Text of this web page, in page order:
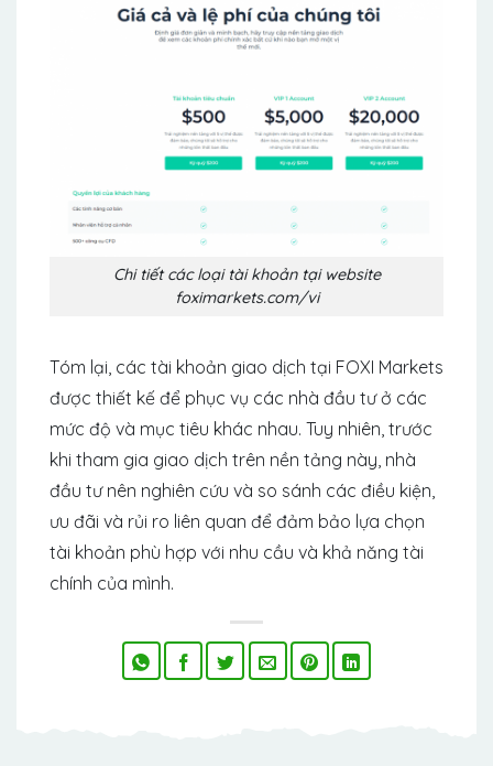
Chi tiết các loại tài khoản tại website
foximarkets.com/vi
Tóm lại, các tài khoản giao dịch tại FOXI Markets
được thiết kế để phục vụ các nhà đầu tư ở các
mức độ và mục tiêu khác nhau. Tuy nhiên, trước
khi tham gia giao dịch trên nền tảng này, nhà
đầu tư nên nghiên cứu và so sánh các điều kiện,
ưu đãi và rủi ro liên quan để đảm bảo lựa chọn
tài khoản phù hợp với nhu cầu và khả năng tài
chính của mình.